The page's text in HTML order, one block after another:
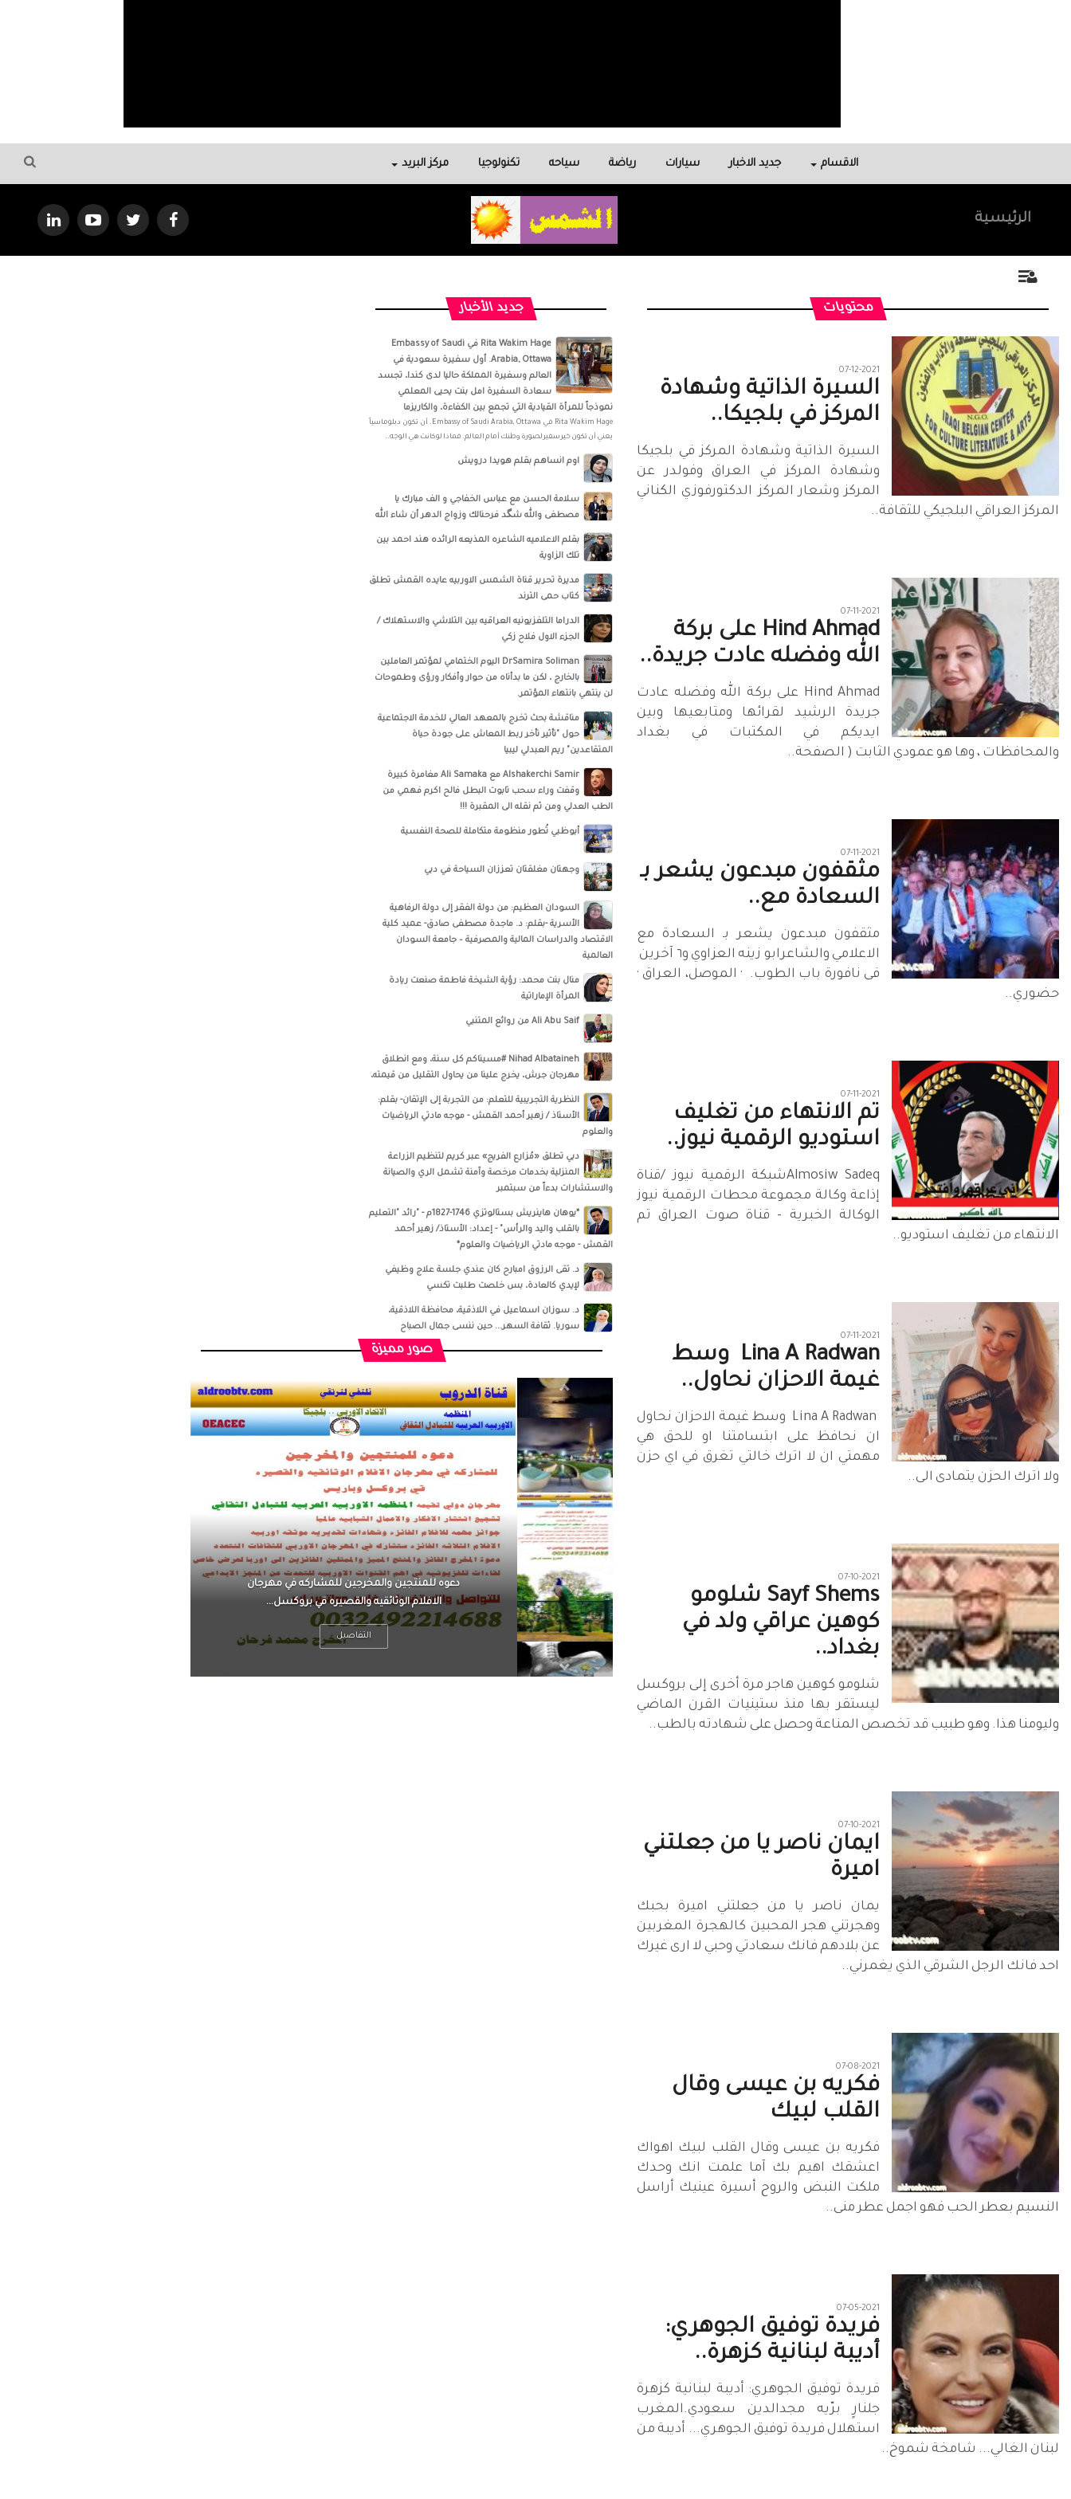
الاقسام جديد الاخبار سيارات رياضة سياحه تكنولوجيا مركز البريد
الرئيسية
محتويات
07-12-2021
السيرة الذاتية وشهادة
المركز في بلجيكا..
السيرة الذاتية وشهادة المركز في بلجيكا
وشهادة المركز في العراق وفولدر عن
المركز وشعار المركز الدكتورفوزي الكناني
المركز العراقي البلجيكي للثقافة..
07-11-2021
Hind Ahmad على بركة
الله وفضله عادت جريدة..
Hind Ahmad على بركة الله وفضله عادت
جريدة الرشيد لقرائها ومتابعيها وبين
ايديكم في المكتبات في بغداد
والمحافظات ، وها هو عمودي الثابت ( الصفحة..
07-11-2021
مثقفون مبدعون‏ ‏‏يشعر بـ
‏السعادة‏ مع..
مثقفون مبدعون‏ ‏‏يشعر بـ ‏السعادة‏ مع
‏الاعلامي والشاعرابو زينه العزاوي‏ و‏‏٦‏ آخرين ‏
فى ‏نافورة باب الطوب‏. ‏ · ‏الموصل‏، ‏العراق‏ ·
حضوري..
07-11-2021
تم الانتهاء من تغليف
استوديو الرقمية نيوز..
Almosiw Sadeqشبكة الرقمية نيوز /قناة
إذاعة وكالة مجموعة محطات الرقمية نيوز
الوكالة الخبرية - قناة صوت العراق تم
الانتهاء من تغليف استوديو..
07-11-2021
Lina A Radwan‎‏ ‏‏ وسط
غيمة الاحزان نحاول..
⁠ ‏‎Lina A Radwan‎‏ ‏‏ وسط غيمة الاحزان نحاول
ان نحافظ على ابتسامتنا او للحق هي
مهمتي ان لا اترك خالتي تغرق في اي حزن
ولا اترك الحزن يتمادى الى..
07-10-2021
Sayf Shems شلومو
كوهين عراقي ولد في
بغداد..
شلومو كوهين هاجر مرة أخرى إلى بروكسل
ليستقر بها منذ ستينيات القرن الماضي
وليومنا هذا. وهو طبيب قد تخصص المناعة وحصل على شهادته بالطب..
07-10-2021
ايمان ناصر يا من جعلتني
اميرة
يمان ناصر يا من جعلتني اميرة بحبك
وهجرتني هجر المحبين كالهجرة المغربين
عن بلادهم فانك سعادتي وحبي لا ارى غيرك
احد فانك الرجل الشرقي الذي يغمرني..
07-08-2021
فكريه بن عيسى وقال
القلب لبيك
فكريه بن عيسى وقال القلب لبيك اهواك
اعشقك اهيم بك آما علمت انك وحدك
ملكت النبض والروح أسيرة عينيك أراسل
النسيم بعطر الحب فهو اجمل عطر منى..
07-05-2021
فريدة توفيق الجوهري:
أديبة لبنانية كزهرة..
فريدة توفيق الجوهري: أديبة لبنانية كزهرة
جلنارٍ برّيه مجدالدين سعودي.المغرب
استهلال فريدة توفيق الجوهري... أديبة من
لبنان الغالي... شامخة شموخ..
جديد الأخبار
‏‎Rita Wakim Hage‎‏ في ‏‎Embassy of Saudi
Arabia, Ottawa‎‏. أول سفيرة سعودية في
العالم وسفيرة المملكة حاليا لدى كندا، تجسد
سعادة السفيرة امل بنت يحيى المعلمي
نموذجاً للمرأة القيادية التي تجمع بين الكفاءة، والكاريزما
‏‎Rita Wakim Hage‎‏ في ‏‎Embassy of Saudi Arabia, Ottawa‎‏. أن تكون دبلوماسياً
يعني أن تكون خير سفير لصورة وطنك أمام العالم. فماذا لو كانت هي الوجه..
اوم انساهم بقلم هويدا درويش
سلامة الحسن‏ مع ‏عباس الخفاجي‏ و‏ الف مبارك يا
مصطفى والله شگد فرحنالك وزواج الدهر أن شاء الله
بقلم الاعلاميه الشاعره المذيعه الرائده هند احمد بين
تلك الزاوية
مديرة تحرير قناة الشمس الاوربيه عايده القمش تطلق
كتاب حمى الترند
الدراما التلفزيونيه العراقيه بين التلاشي والاستهلاك /
الجزء الاول فلاح زكي
DrSamira Soliman اليوم الختمامي لمؤتمر العاملين
بالخارج ، لكن ما بدأناه من حوار وأفكار ورؤى وطموحات
لن ينتهي بانتهاء المؤتمر.
مناقشة بحث تخرج بالمعهد العالي للخدمة الاجتماعية
حول "تأثير تأخر ربط المعاش على جودة حياة
المتقاعدين" ريم العبدلي ليبيا
‏‎Alshakerchi Samir‎‏ مع ‏‎Ali Samaka‎‏ مغامرة كبيرة
وقفت وراء سحب تابوت البطل فالح اكرم فهمي من
الطب العدلي ومن ثم نقله الى المقبرة !!!
أبوظبي تُطور منظومة متكاملة للصحة النفسية
وجهتان مغلقتان تعززان السياحة في دبي
السودان العظيم: من دولة الفقر إلى دولة الرفاهية
الأسرية -بقلم: د. ماجدة مصطفى صادق- عميد كلية
الاقتصاد والدراسات المالية والمصرفية – جامعة السودان
العالمية
منال بنت محمد: رؤية الشيخة فاطمة صنعت ريادة
المرأة الإماراتية
Ali Abu Saif من روائع المتنبي
Nihad Albataineh #مسيناكم كل سنة، ومع انطلاق
مهرجان جرش، يخرج علينا من يحاول التقليل من قيمته،
النظرية التجريبية للتعلم: من التجربة إلى الإتقان- بقلم:
الأستاذ / زهير أحمد القمش - موجه مادتي الرياضيات
والعلوم
دبي تطلق «مُزارع الفريج» عبر كريم لتنظيم الزراعة
المنزلية بخدمات مرخصة وآمنة تشمل الري والصيانة
والاستشارات بدءاً من سبتمبر
*يوهان هاينريش بستالوتزي 1746-1827م - "رائد "التعليم
بالقلب واليد والرأس" - إعداد: الأستاذ/ زهير أحمد
القمش - موجه مادتي الرياضيات والعلوم*
د. تقى الرزوق امبارح كان عندي جلسة علاج وظيفي
لإيدي كالعادة، بس خلصت طلبت تكسي
د. سوزان اسماعيل‏ في ‏‏اللاذقية‏، ‏محافظة اللاذقية‏،
‏سوريا‏‏. ثقافة السهر... حين ننسى جمال الصباح
صور مميزة
الرجل العظيم يكون مطمئناً ، يتحرر من القلق ،
بينما الرجل ضيق الأفق فعادة ما يكون متوتراً
التفاصيل